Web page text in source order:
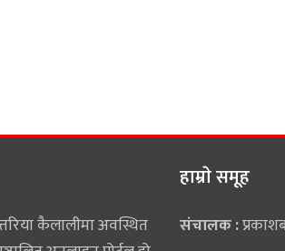
कैलालीमा अवस्थित
हाम्राे समूह
संचालक :